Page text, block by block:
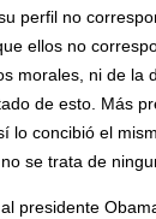
perfil no
ellos no
morales, ni de la
de esto. Más
concibió el
se trata de
presidente